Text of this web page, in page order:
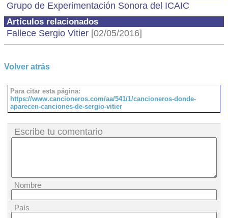
Grupo de Experimentación Sonora del ICAIC
Artículos relacionados
Fallece Sergio Vitier [02/05/2016]
Volver atrás
Para citar esta página:
https://www.cancioneros.com/aa/541/1/cancioneros-donde-
aparecen-canciones-de-sergio-vitier
Escribe tu comentario
Nombre
País